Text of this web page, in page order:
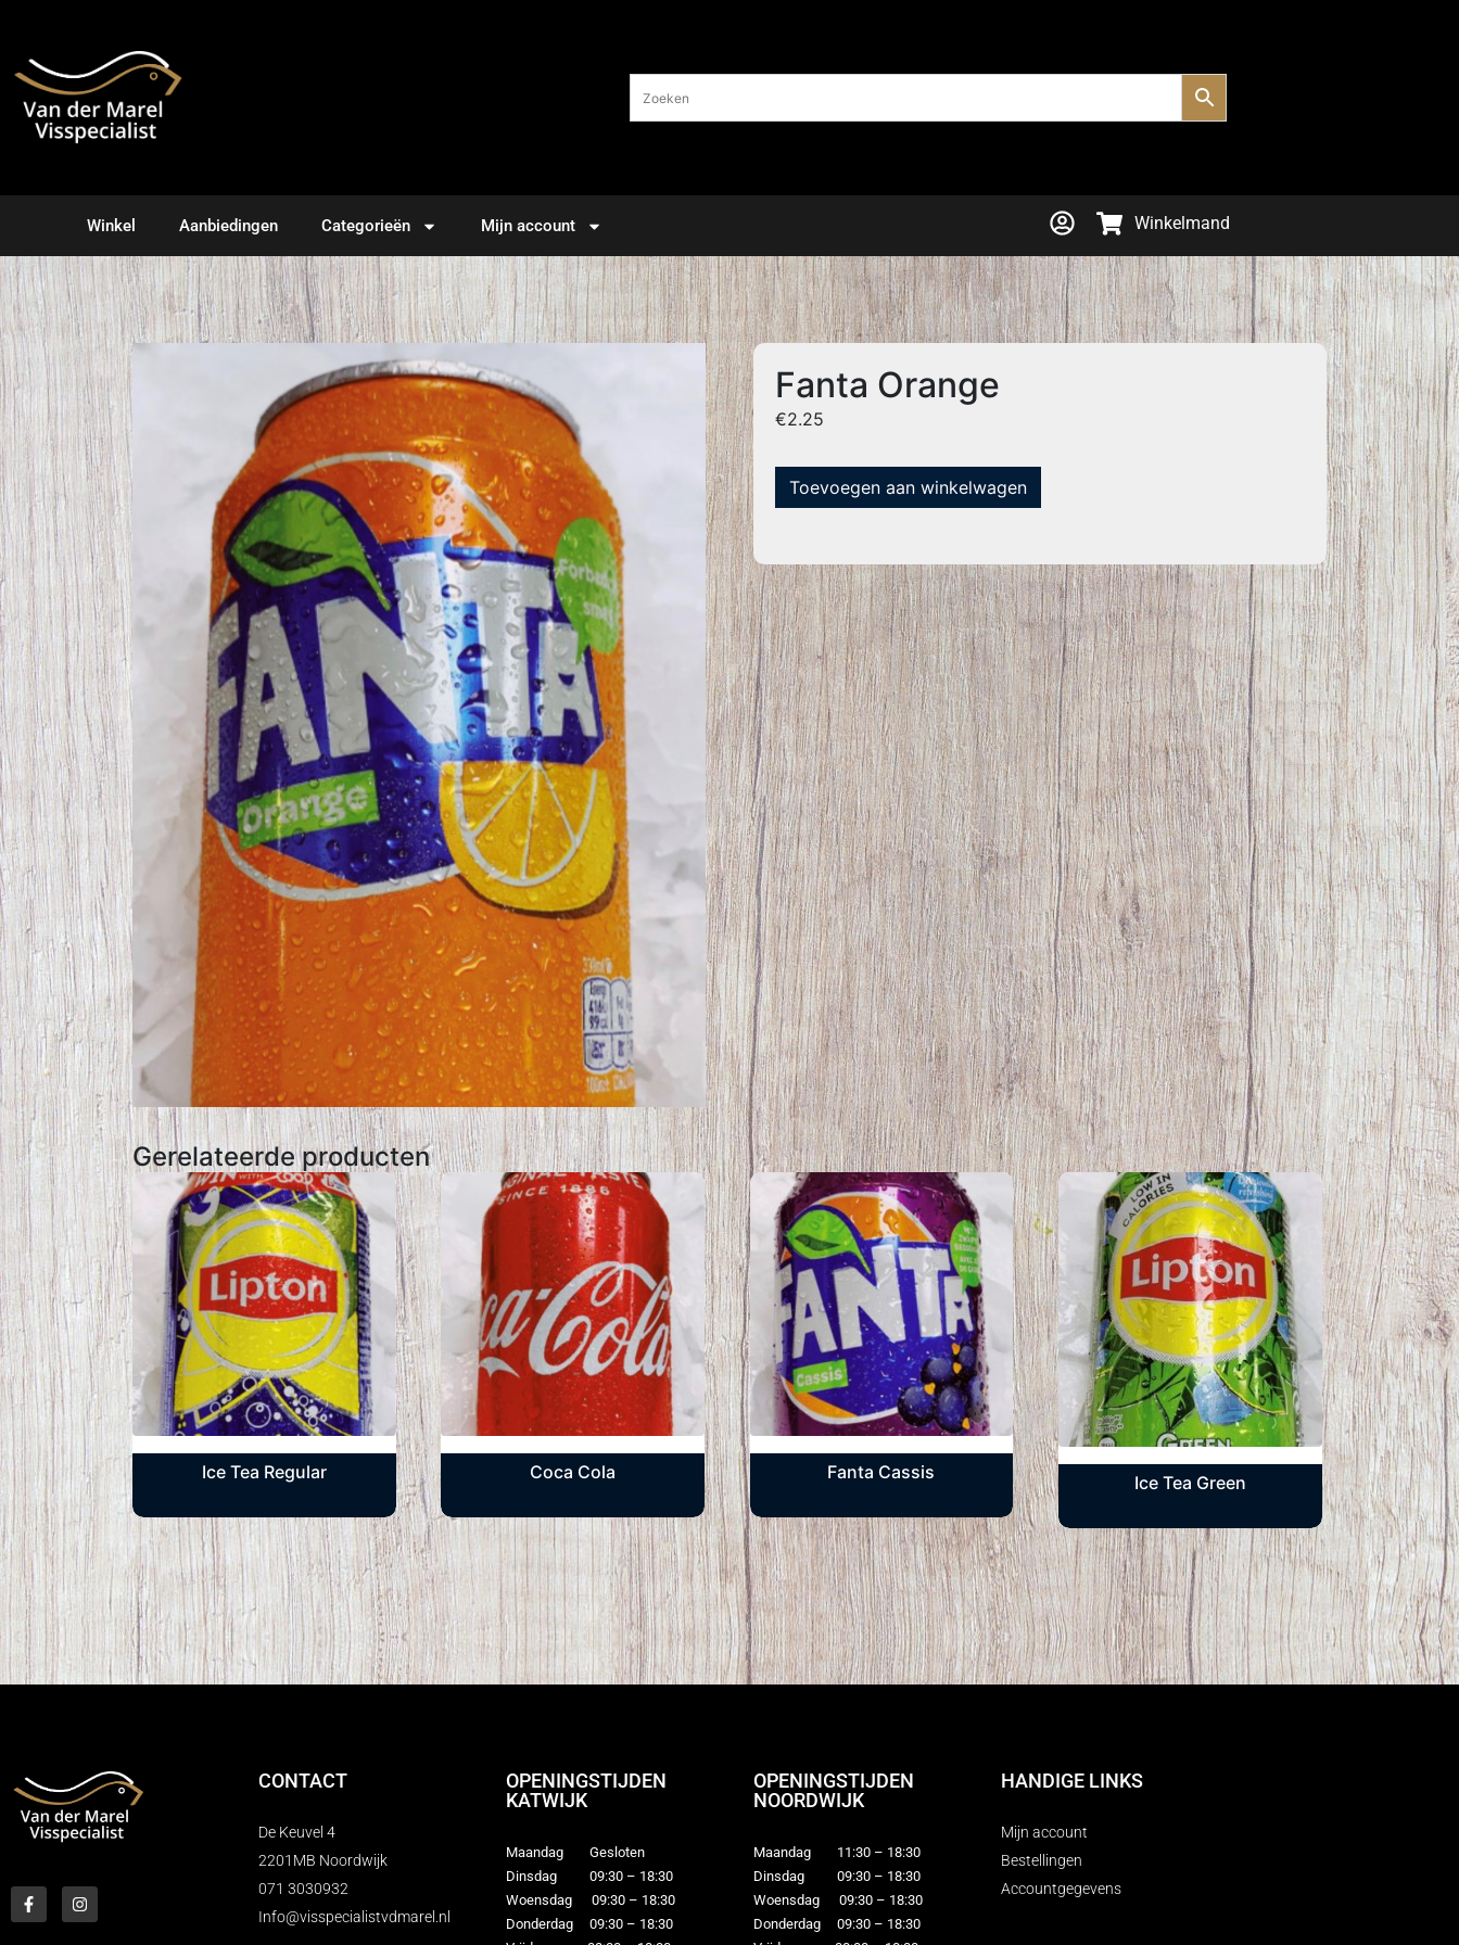
Winkel Aanbiedingen Categorieën Mijn account Winkelmand
Fanta Orange
€2.25
Toevoegen aan winkelwagen
Gerelateerde producten
Ice Tea Regular Coca Cola Fanta Cassis
Ice Tea Green
CONTACT
De Keuvel 4
2201MB Noordwijk
071 3030932
Info@visspecialistvdmarel.nl
OPENINGSTIJDEN
KATWIJK
Maandag Gesloten
Dinsdag 09:30 – 18:30
Woensdag 09:30 – 18:30
Donderdag 09:30 – 18:30
OPENINGSTIJDEN
NOORDWIJK
Maandag 11:30 – 18:30
Dinsdag 09:30 – 18:30
Woensdag 09:30 – 18:30
Donderdag 09:30 – 18:30
HANDIGE LINKS
Mijn account
Bestellingen
Accountgegevens